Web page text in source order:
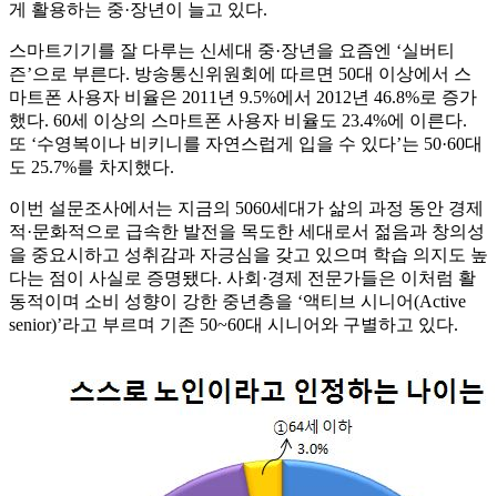
게 활용하는 중·장년이 늘고 있다.
스마트기기를 잘 다루는 신세대 중·장년을 요즘엔 ‘실버티
즌’으로 부른다. 방송통신위원회에 따르면 50대 이상에서 스
마트폰 사용자 비율은 2011년 9.5%에서 2012년 46.8%로 증가
했다. 60세 이상의 스마트폰 사용자 비율도 23.4%에 이른다.
또 ‘수영복이나 비키니를 자연스럽게 입을 수 있다’는 50·60대
도 25.7%를 차지했다.
이번 설문조사에서는 지금의 5060세대가 삶의 과정 동안 경제
적·문화적으로 급속한 발전을 목도한 세대로서 젊음과 창의성
을 중요시하고 성취감과 자긍심을 갖고 있으며 학습 의지도 높
다는 점이 사실로 증명됐다. 사회·경제 전문가들은 이처럼 활
동적이며 소비 성향이 강한 중년층을 ‘액티브 시니어(Active
senior)’라고 부르며 기존 50~60대 시니어와 구별하고 있다.